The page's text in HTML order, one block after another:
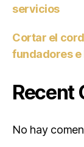
servicios
Cortar el
fundadores e
Recent
No hay